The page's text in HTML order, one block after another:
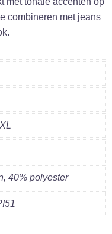
combineren met jeans
40% polyester